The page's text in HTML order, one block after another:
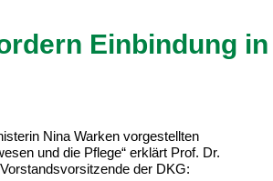
Einbindung in
Nina Warken vorgestellten
und die Pflege“ erklärt Prof. Dr.
der DKG: